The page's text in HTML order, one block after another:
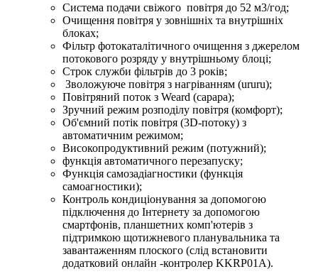
Система подачи свіжого повітря до 52 м3/год;
Очищення повітря у зовнішніх та внутрішніх
блоках;
Фільтр фотокаталітичного очищення з джерелом
потокового розряду у внутрішньому блоці;
Строк служби фільтрів до 3 років;
Зволожуюче повітря з нагріванням (ururu);
Повітряний поток з Weard (сарара);
Зручний режим розподілу повітря (комфорт);
Об'ємний потік повітря (3D-потоку) з
автоматичним режимом;
Високопродуктивний режим (потужний);
функція автоматичного перезапуску;
Функція самозадіагностики (функція
самоагностики);
Контроль кондиціонування за допомогою
підключення до Інтернету за допомогою
смартфонів, планшетних комп'ютерів з
підтримкою щотижневого планувальника та
завантаженням плоского (слід встановити
додатковий онлайн -контролер KKRP01A).